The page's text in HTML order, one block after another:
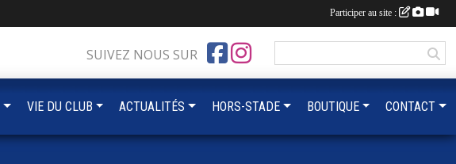
SUIVEZ NOUS SUR
VIE DU CLUB ACTUALITÉS HORS-STADE BOUTIQUE CONTACT
Participer au site :